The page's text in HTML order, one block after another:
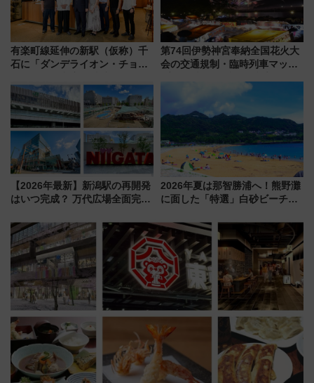
有楽町線延伸の新駅（仮称）千
石に「ダンデライオン・チョコ
1億円出資で挑む新時代のまちづ
くりとは？
第74回伊勢神宮奉納全国花火大
会の交通規制・臨時列車マッ
【2026年最新】新潟駅の再開発
はいつ完成？ 万代広場全面完成
開発、バスタ新潟構想まで徹底
解説！
2026年夏は那智勝浦へ！熊野灘
に面した「特選」白砂ビーチは
会」は8月11日開催！